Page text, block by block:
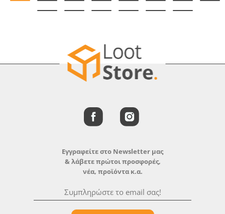
Εγγραφείτε στο Newsletter μας
& λάβετε πρώτοι προσφορές,
νέα, προϊόντα κ.α.